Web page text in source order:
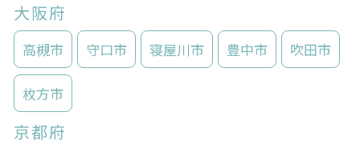
大阪府
高槻市 守口市 寝屋川市 豊中市 吹田市
枚方市
京都府